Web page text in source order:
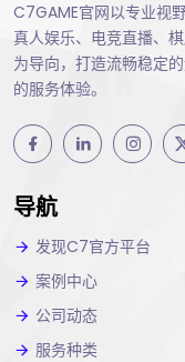
C7GAME官网以专业视
真人娱乐、电竞直播、
为导向，打造流畅稳定
的服务体验。
导航
发现C7官方平台
案例中心
公司动态
服务种类